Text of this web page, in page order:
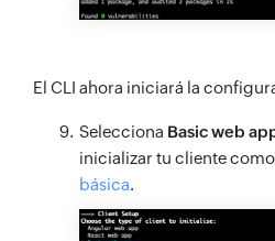
El CLI ahora iniciará la
Selecciona Basic web
inicializar tu cliente
básica.